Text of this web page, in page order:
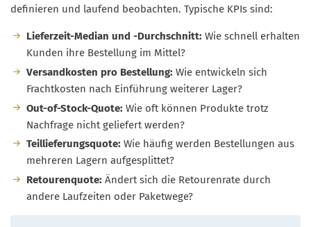
definieren und laufend beobachten. Typische KPIs sind:
Lieferzeit-Median und -Durchschnitt: Wie schnell erhalten
Kunden ihre Bestellung im Mittel?
Versandkosten pro Bestellung: Wie entwickeln sich
Frachtkosten nach Einführung weiterer Lager?
Out-of-Stock-Quote: Wie oft können Produkte trotz
Nachfrage nicht geliefert werden?
Teillieferungsquote: Wie häufig werden Bestellungen aus
mehreren Lagern aufgesplittet?
Retourenquote: Ändert sich die Retourenrate durch
andere Laufzeiten oder Paketwege?